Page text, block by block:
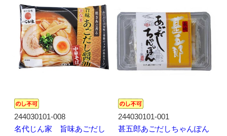
244030101-008
名代じん家 旨味あごだし
244030101-001
甚五郎あごだしちゃんぽん